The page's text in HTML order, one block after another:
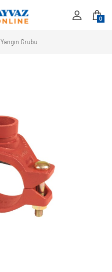
0
Yangın Grubu